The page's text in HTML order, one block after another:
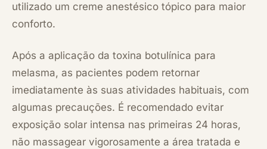
utilizado um creme anestésico tópico para maior
conforto.
Após a aplicação da toxina botulínica para
melasma, as pacientes podem retornar
imediatamente às suas atividades habituais, com
algumas precauções. É recomendado evitar
exposição solar intensa nas primeiras 24 horas,
não massagear vigorosamente a área tratada e